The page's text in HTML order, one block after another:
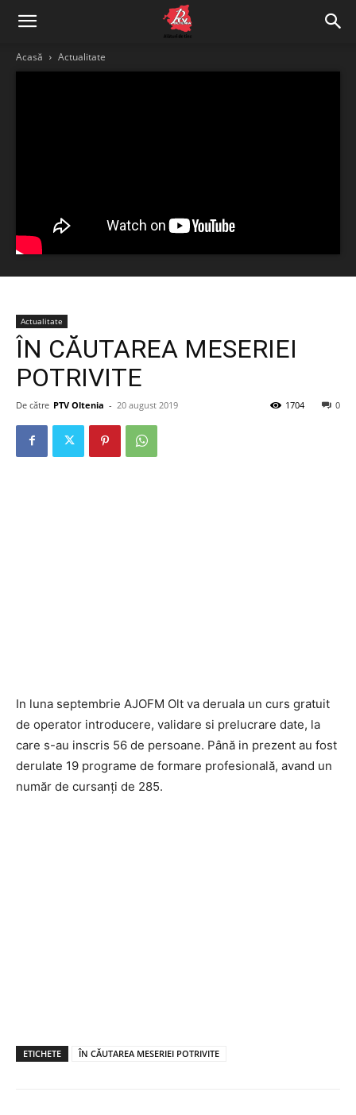
Acasă Actualitate
Actualitate
ÎN CĂUTAREA MESERIEI
POTRIVITE
De către PTV Oltenia - 20 august 2019 0
1704
In luna septembrie AJOFM Olt va deruala un curs gratuit
de operator introducere, validare si prelucrare date, la
care s-au inscris 56 de persoane. Până in prezent au fost
derulate 19 programe de formare profesională, avand un
număr de cursanți de 285.
ETICHETE ÎN CĂUTAREA MESERIEI POTRIVITE